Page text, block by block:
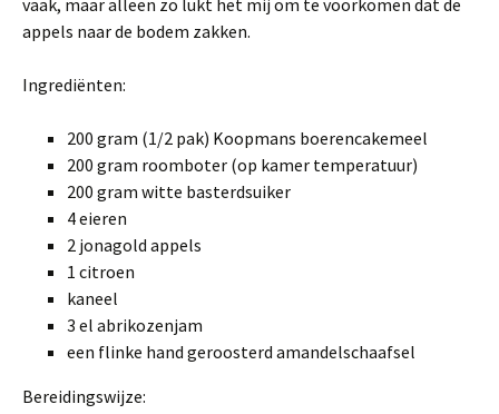
vaak, maar alleen zo lukt het mij om te voorkomen dat de
appels naar de bodem zakken.
Ingrediënten:
200 gram (1/2 pak) Koopmans boerencakemeel
200 gram roomboter (op kamer temperatuur)
200 gram witte basterdsuiker
4 eieren
2 jonagold appels
1 citroen
kaneel
3 el abrikozenjam
een flinke hand geroosterd amandelschaafsel
Bereidingswijze: